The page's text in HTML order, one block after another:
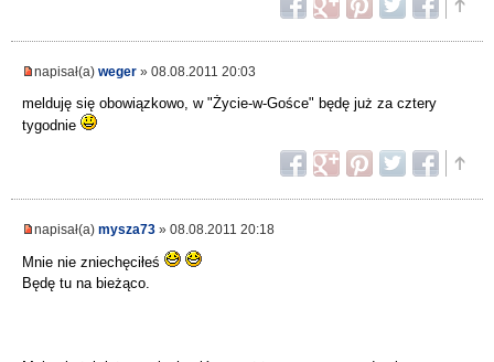
napisał(a) weger » 08.08.2011 20:03
melduję się obowiązkowo, w "Życie-w-Gośce" będę już za cztery
tygodnie
napisał(a) mysza73 » 08.08.2011 20:18
Mnie nie zniechęciłeś
Będę tu na bieżąco.